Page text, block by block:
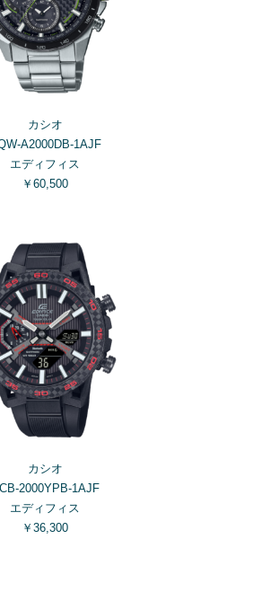
カシオ
A2000DB-1AJF
エディフィス
￥60,500
カシオ
2000YPB-1AJF
エディフィス
￥36,300